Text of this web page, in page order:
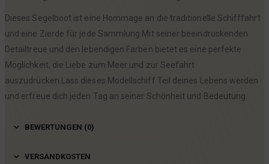
Dieses Segelboot ist eine Hommage an die traditionelle Schifffahrt
und eine Zierde für jede Sammlung.Mit seiner beeindruckenden
Detailtreue und den lebendigen Farben bietet es eine perfekte
Möglichkeit, die Liebe zum Meer und zur Seefahrt
auszudrücken.Lass dieses Modellschiff Teil deines Lebens werden
und erfreue dich jeden Tag an seiner Schönheit und Bedeutung.
BEWERTUNGEN (0)
VERSANDKOSTEN